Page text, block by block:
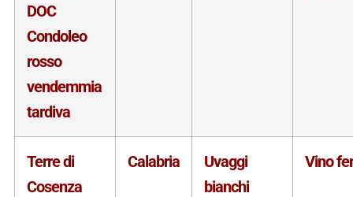
DOC
Condoleo
rosso
vendemmia
tardiva
Terre di
Cosenza
Calabria
Uvaggi
bianchi
Vino